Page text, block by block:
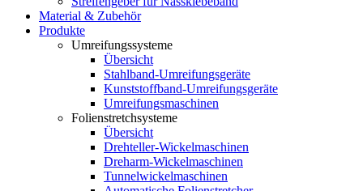
Material & Zubehör
Produkte
Umreifungssysteme
Übersicht
Stahlband-Umreifungsgeräte
Kunststoffband-Umreifungsgeräte
Umreifungsmaschinen
Folienstretchsysteme
Übersicht
Drehteller-Wickelmaschinen
Dreharm-Wickelmaschinen
Tunnelwickelmaschinen